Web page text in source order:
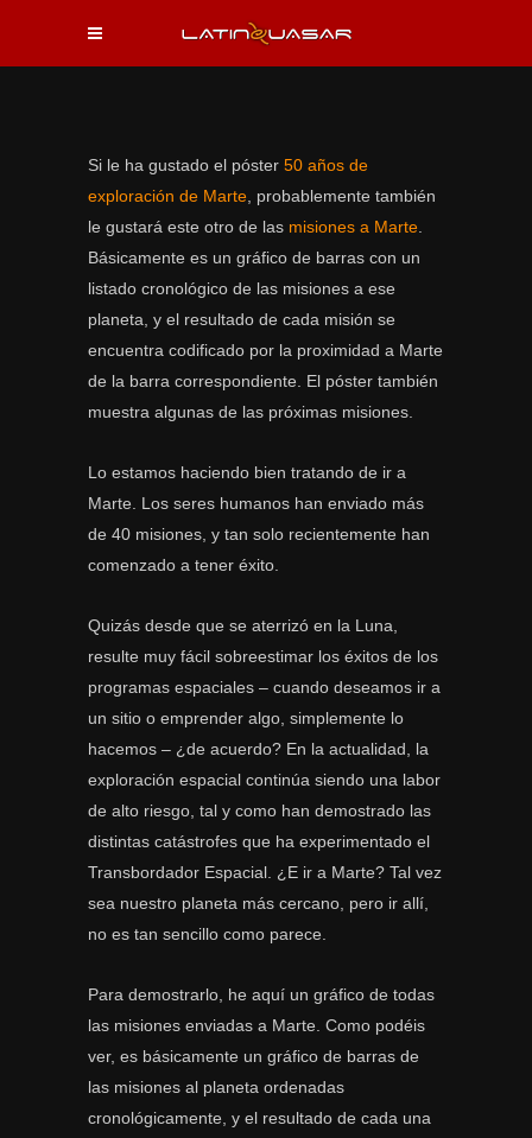
Si le ha gustado el póster  50 años de
exploración de Marte , probablemente también
le gustará este otro de las  misiones a Marte
Básicamente es un gráfico de barras con un
listado cronológico de las misiones a ese
planeta, y el resultado de cada misión se
encuentra codificado por la proximidad a Marte
de la barra correspondiente. El póster también
muestra algunas de las próximas misiones.
Lo estamos haciendo bien tratando de ir a
Marte. Los seres humanos han enviado más
de 40 misiones, y tan solo recientemente han
comenzado a tener éxito.
Quizás desde que se aterrizó en la Luna,
resulte muy fácil sobreestimar los éxitos de los
programas espaciales – cuando deseamos ir a
un sitio o emprender algo, simplemente lo
hacemos – ¿de acuerdo? En la actualidad, la
exploración espacial continúa siendo una labor
de alto riesgo, tal y como han demostrado las
distintas catástrofes que ha experimentado el
Transbordador Espacial. ¿E ir a Marte? Tal vez
sea nuestro planeta más cercano, pero ir allí,
no es tan sencillo como parece.
Para demostrarlo, he aquí un gráfico de todas
las misiones enviadas a Marte. Como podéis
ver, es básicamente un gráfico de barras de
las misiones al planeta ordenadas
cronológicamente, y el resultado de cada una